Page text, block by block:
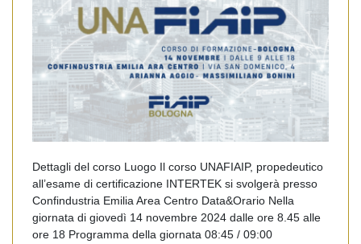
Dettagli del corso Luogo Il corso UNAFIAIP, propedeutico
all’esame di certificazione INTERTEK si svolgerà presso
Confindustria Emilia Area Centro Data&Orario Nella
giornata di giovedì 14 novembre 2024 dalle ore 8.45 alle
ore 18 Programma della giornata 08:45 / 09:00